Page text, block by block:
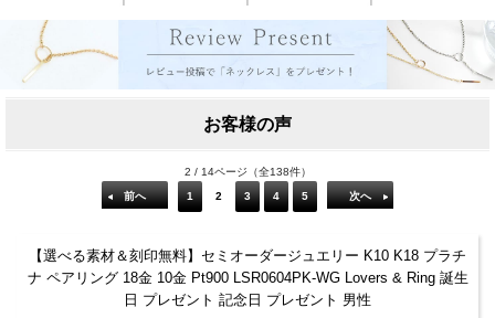
お客様の声
2 / 14ページ（全138件）
前へ
1 2 3 4 5 次へ
【選べる素材＆刻印無料】セミオーダージュエリー K10 K18 プラチ
ナ ペアリング 18金 10金 Pt900 LSR0604PK-WG Lovers & Ring 誕生
日 プレゼント 記念日 プレゼント 男性